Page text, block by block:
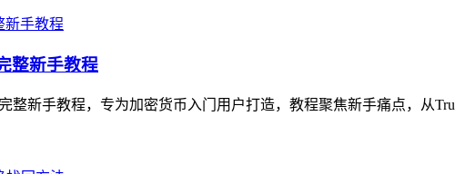
整新手教程
整新手教程，专为加密货币入门用户打造，教程聚焦新手痛点，从